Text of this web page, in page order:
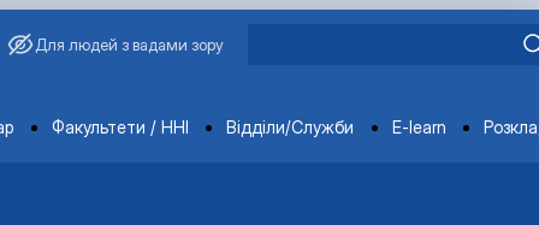
Для людей з вадами зору
Факультети / ННІ Відділи/Служби E-learn